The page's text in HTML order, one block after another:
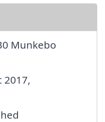
Munkebo
2017,